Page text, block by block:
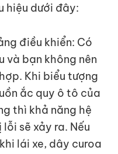
hiệu dưới đây:
điều khiển: Có
và bạn không nên
Khi biểu tượng
ắc quy ô tô của
thì khả năng hệ
sẽ xảy ra. Nếu
lái xe, dây curoa